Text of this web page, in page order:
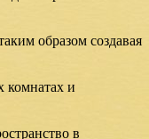
образом создавая
комнатах и
в